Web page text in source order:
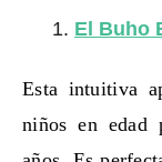
El Buho
Esta intuitiva
niños en edad